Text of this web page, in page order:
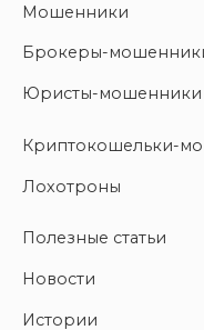
Мошенники
Брокеры-
Юристы-мошенники
Криптокошельки-
Лохотроны
Полезные статьи
Новости
Истории